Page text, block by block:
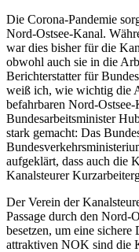
Die Corona-Pandemie
Nord-Ostsee-Kanal.
war dies bisher für die
obwohl auch sie in die
Berichterstatter für
weiß ich, wie wichtig die
befahrbaren Nord-
Bundesarbeitsminister
stark gemacht: Das
aufgeklärt, dass auch die
Kanalsteurer
Der Verein der
Passage durch den Nord-
besetzen, um eine
attraktiven NOK sind die